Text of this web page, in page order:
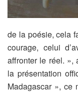
de la poésie, cela
courage, celui
affronter le réel. »,
la présentation
Madagascar », ce